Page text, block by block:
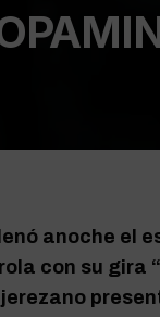
anoche el
con su gira